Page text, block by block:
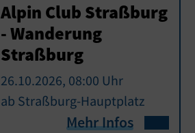
Alpin Club Straßburg
- Wanderung
Straßburg
26.10.2026, 08:00 Uhr
ab Straßburg-Hauptplatz
Mehr Infos